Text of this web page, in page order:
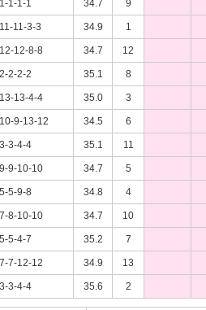
1-1-1-1 34.7 9
11-11-3-3 34.9 1
12-12-8-8 34.7 12
2-2-2-2 35.1 8
13-13-4-4 35.0 3
10-9-13-12 34.5 6
3-3-4-4 35.1 11
9-9-10-10 34.7 5
5-5-9-8 34.8 4
7-8-10-10 34.7 10
5-5-4-7 35.2 7
7-7-12-12 34.9 13
3-3-4-4 35.6 2